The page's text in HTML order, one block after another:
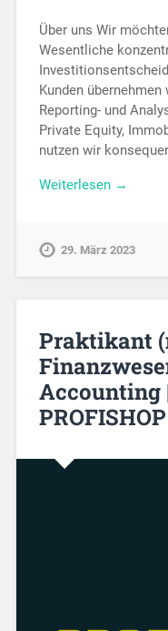
Über uns Wir
Wesentliche
Kunden
Reporting- und
Private Equity,
nutzen wir
Weiterlesen →
29. März 2023
Praktikant
Accounting